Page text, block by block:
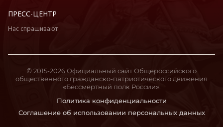
ПРЕСС-ЦЕНТР
Нас спрашивают
Политика конфиденциальности
Соглашение об использовании персональных данных
© 2015-2026 Официальный сайт Общероссийского
общественного гражданско-патриотического движения
«Бессмертный полк России».